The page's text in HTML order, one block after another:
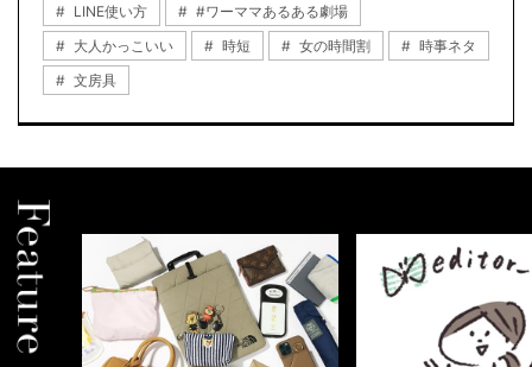
LINE使い方
#ワーママあるある劇場
大人かっこいい
時短 女の時間割
時事ネタ
文房具